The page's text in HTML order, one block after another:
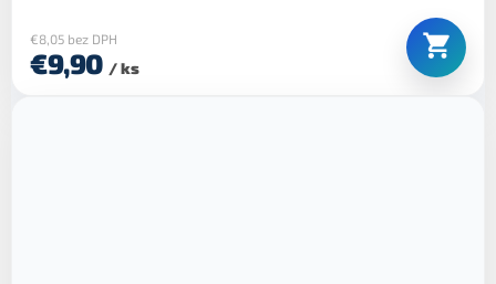
€8,05 bez DPH
€9,90 / ks